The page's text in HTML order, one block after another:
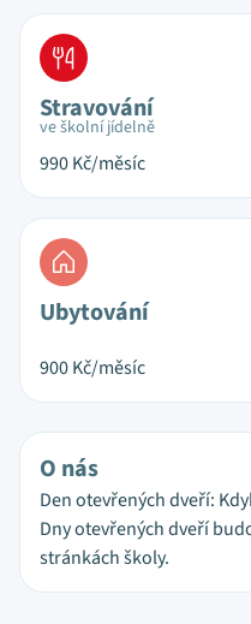
Stravování
ve školní jídelně
990Kč/měsíc
Ubytování
900Kč/měsíc
O nás
Den otevřených dveří:
Dny otevřených dveří
stránkách školy.